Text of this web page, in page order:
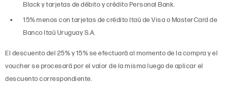
Black y tarjetas de débito y crédito Personal Bank.
15% menos con tarjetas de crédito Itaú de Visa o MasterCard de
Banco Itaú Uruguay S.A.
El descuento del 25% y 15% se efectuará al momento de la compra y el
voucher se procesará por el valor de la misma luego de aplicar el
descuento correspondiente.